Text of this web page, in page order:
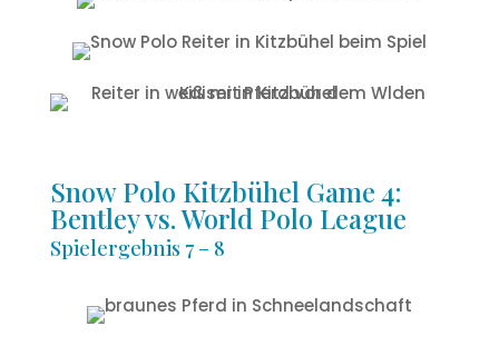
Snow Polo Kitzbühel Game 4:
Bentley vs. World Polo League
Spielergebnis 7 – 8